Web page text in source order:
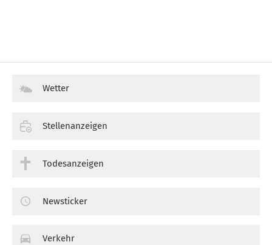
Wetter
Stellenanzeigen
Todesanzeigen
Newsticker
Verkehr